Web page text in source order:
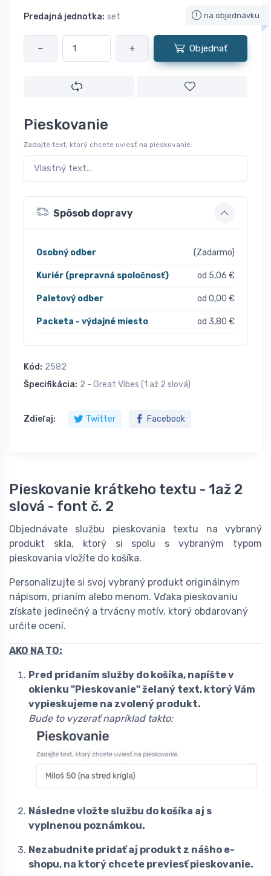
Predajná jednotka: set na objednávku
− + Objednať
Pieskovanie
Zadajte text, ktorý chcete uviesť na pieskovanie.
Spôsob dopravy
Osobný odber (Zadarmo)
Kuriér (prepravná spoločnosť) od 5,06 €
Paletový odber od 0,00 €
Packeta - výdajné miesto od 3,80 €
Kód: 2582
Špecifikácia: 2 - Great Vibes (1 až 2 slová)
Zdieľaj: Twitter Facebook
Pieskovanie krátkeho textu - 1až 2
slová - font č. 2
Objednávate službu pieskovania textu na vybraný
produkt skla, ktorý si spolu s vybraným typom
pieskovania vložíte do košíka.
Personalizujte si svoj vybraný produkt originálnym
nápisom, prianím alebo menom. Vďaka pieskovaniu
získate jedinečný a trvácny motív, ktorý obdarovaný
určite ocení.
AKO NA TO:
Pred pridaním služby do košíka, napíšte v
okienku "Pieskovanie" želaný text, ktorý Vám
vypieskujeme na zvolený produkt.
Bude to vyzerať napríklad takto:
Následne vložte službu do košíka aj s
vyplnenou poznámkou.
Nezabudnite pridať aj produkt z nášho e-
shopu, na ktorý chcete previesť pieskovanie.